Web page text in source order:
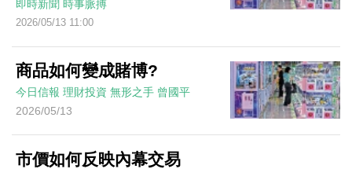
即時新聞 時事脈搏
2026/05/13 11:00
商品如何變成賭博?
今日信報 理財投資 無形之手 曾國平
2026/05/13
市價如何反映內幕交易